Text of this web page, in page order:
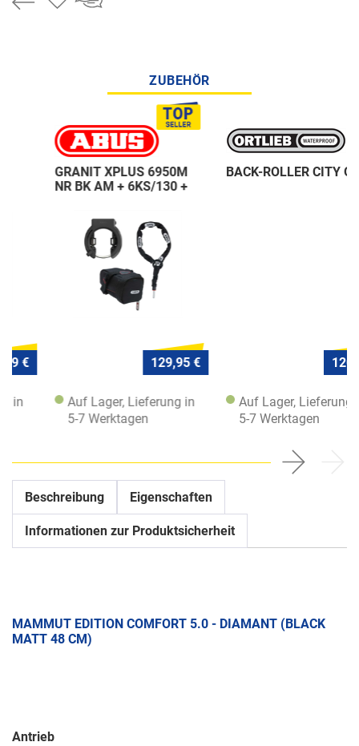
ZUBEHÖR
GRANIT XPLUS 6950M
NR BK AM + 6KS/130 +
129,95 €
Auf Lager, Lieferung in
5-7 Werktagen
BACK-ROLLER CITY QL1
120,- €
Auf Lager, Lieferung in
5-7 Werktagen
Beschreibung Eigenschaften
Informationen zur Produktsicherheit
MAMMUT EDITION COMFORT 5.0 - DIAMANT (BLACK
MATT 48 CM)
Antrieb